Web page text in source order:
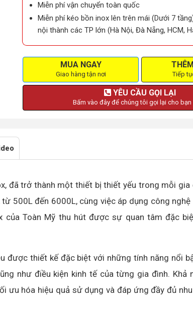
Miễn phí vận chuyển toàn quốc
Miễn phí kéo bồn inox lên trên mái (Dưới 7
nội thành các TP lớn (Hà Nội, Đà Nẵng, HCM,
MUA NGAY
Giao hàng tận nơi Tiếp
YÊU CẦU GỌI LẠI
Bấm vào đây để chúng tôi gọi lại cho bạn
đã trở thành một thiết bị thiết yếu trong mỗi gia
500L đến 6000L, cùng việc áp dụng công nghệ
của Toàn Mỹ thu hút được sự quan tâm đặc
được thiết kế đặc biệt với những tính năng nổi
như điều kiện kinh tế của từng gia đình. Khả
ưu hóa hiệu quả sử dụng và đáp ứng đầy đủ